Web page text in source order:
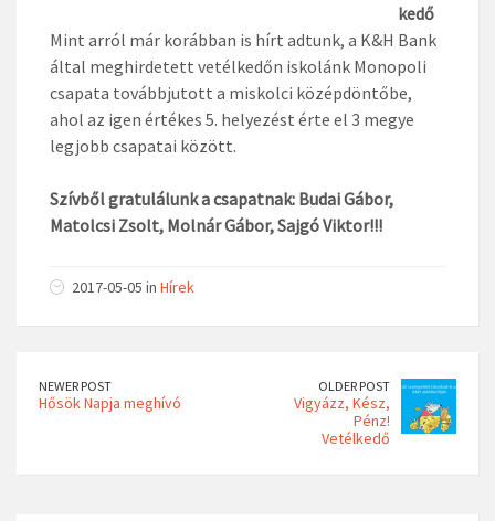
kedő
Mint arról már korábban is hírt adtunk, a K&H Bank
által meghirdetett vetélkedőn iskolánk Monopoli
csapata továbbjutott a miskolci középdöntőbe,
ahol az igen értékes 5. helyezést érte el 3 megye
legjobb csapatai között.
Szívből gratulálunk a csapatnak: Budai Gábor,
Matolcsi Zsolt, Molnár Gábor, Sajgó Viktor!!!
2017-05-05 in Hírek
NEWER POST
Hősök Napja meghívó
OLDER POST
Vigyázz, Kész,
Pénz!
Vetélkedő